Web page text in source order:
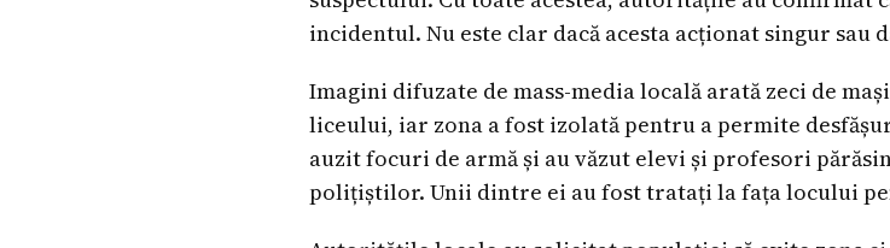
incidentul. Nu este clar dacă acesta acționat singur sau
Imagini difuzate de mass-media locală arată zeci de
liceului, iar zona a fost izolată pentru a permite
auzit focuri de armă și au văzut elevi și profesori
polițiștilor. Unii dintre ei au fost tratați la fața locului